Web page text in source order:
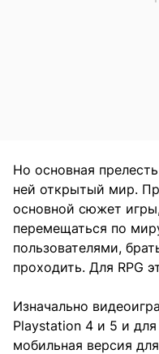
Но основная
ней открытый мир.
основной сюжет
перемещаться по
пользователями,
проходить. Для RPG
Изначально
Playstation 4 и 5 и
мобильная версия